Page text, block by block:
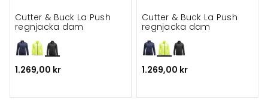
Cutter & Buck La Push
regnjacka dam
1.269,00 kr
Cutter & Buck La Push
regnjacka dam
1.269,00 kr